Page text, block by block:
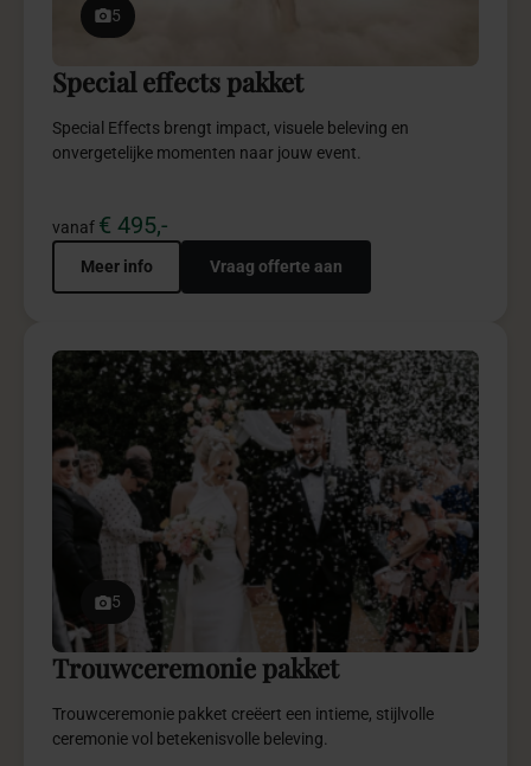
5
Special effects pakket
Special Effects brengt impact, visuele beleving en
onvergetelijke momenten naar jouw event.
vanaf € 495,-
Meer info Vraag offerte aan
5
Trouwceremonie pakket
Trouwceremonie pakket creëert een intieme, stijlvolle
ceremonie vol betekenisvolle beleving.